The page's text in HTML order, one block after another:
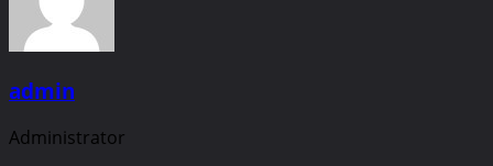
admin
Administrator